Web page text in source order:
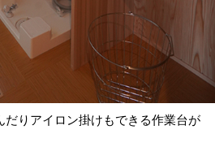
だりアイロン掛けもできる作業台が